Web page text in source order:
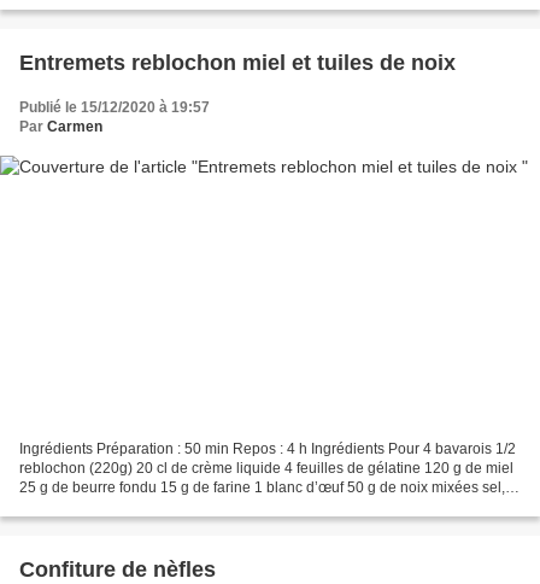
Entremets reblochon miel et tuiles de noix
Publié le 15/12/2020 à 19:57
Par Carmen
Ingrédients Préparation : 50 min Repos : 4 h Ingrédients Pour 4 bavarois 1/2
reblochon (220g) 20 cl de crème liquide 4 feuilles de gélatine 120 g de miel
25 g de beurre fondu 15 g de farine 1 blanc d’œuf 50 g de noix mixées sel,
Confiture de nèfles